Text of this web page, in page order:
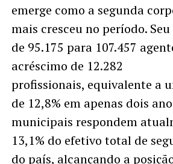
emerge como a segunda
mais cresceu no período.
de 95.175 para 107.457
acréscimo de 12.282
profissionais, equivalente a
de 12,8% em apenas dois
municipais respondem
13,1% do efetivo total de
do país, alcançando a